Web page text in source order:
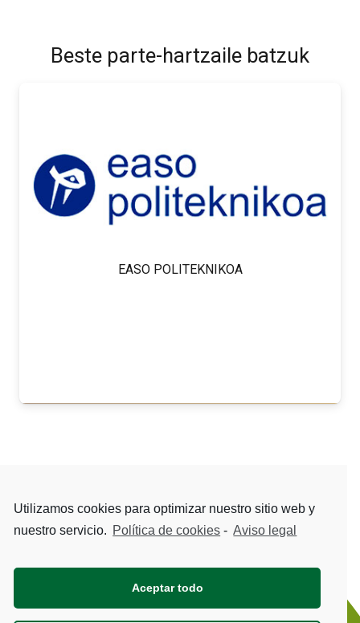
Beste parte-hartzaile batzuk
EASO POLITEKNIKOA
Utilizamos cookies para optimizar nuestro sitio web y
nuestro servicio. Política de cookies - Aviso legal
Aceptar todo